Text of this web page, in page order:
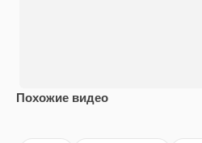
Похожие видео